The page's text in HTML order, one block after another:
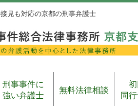
見も対応の京都の刑事弁護士
刑事事件に
強い弁護士
無料法律相談
同